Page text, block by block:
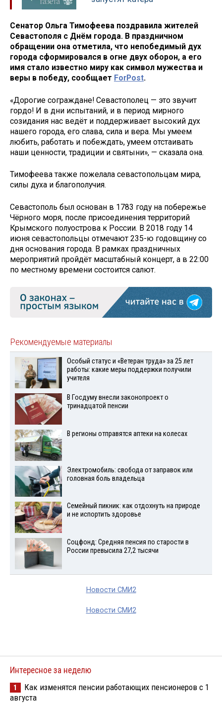
Сенатор Ольга Тимофеева поздравила жителей
Севастополя с Днём города. В праздничном
обращении она отметила, что непобедимый дух
города сформировался в огне двух оборон, а его
имя стало известно миру как символ мужества и
веры в победу, сообщает ForPost.
«Дорогие сограждане! Севастополец — это звучит
гордо! И в дни испытаний, и в период мирного
созидания нас ведёт и поддерживает высокий дух
нашего города, его слава, сила и вера. Мы умеем
любить, работать и побеждать, умеем отстаивать
наши ценности, традиции и святыни», — сказала она.
Тимофеева также пожелала севастопольцам мира,
силы духа и благополучия.
Севастополь был основан в 1783 году на побережье
Чёрного моря, после присоединения территорий
Крымского полуострова к России. В 2018 году 14
июня севастопольцы отмечают 235-ю годовщину со
дня основания города. В рамках праздничных
мероприятий пройдёт масштабный концерт, а в 22:00
по местному времени состоится салют.
Рекомендуемые материалы
Особый статус и «Ветеран труда» за 25 лет
работы: какие меры поддержки получили
учителя
В Госдуму внесли законопроект о
тринадцатой пенсии
В регионы отправятся аптеки на колесах
Электромобиль: свобода от заправок или
головная боль владельца
Семейный пикник: как отдохнуть на природе
и не испортить здоровье
Соцфонд: Средняя пенсия по старости в
России превысила 27,2 тысячи
Новости СМИ2
Новости СМИ2
Интересное за неделю
1
Как изменятся пенсии работающих пенсионеров с 1
августа